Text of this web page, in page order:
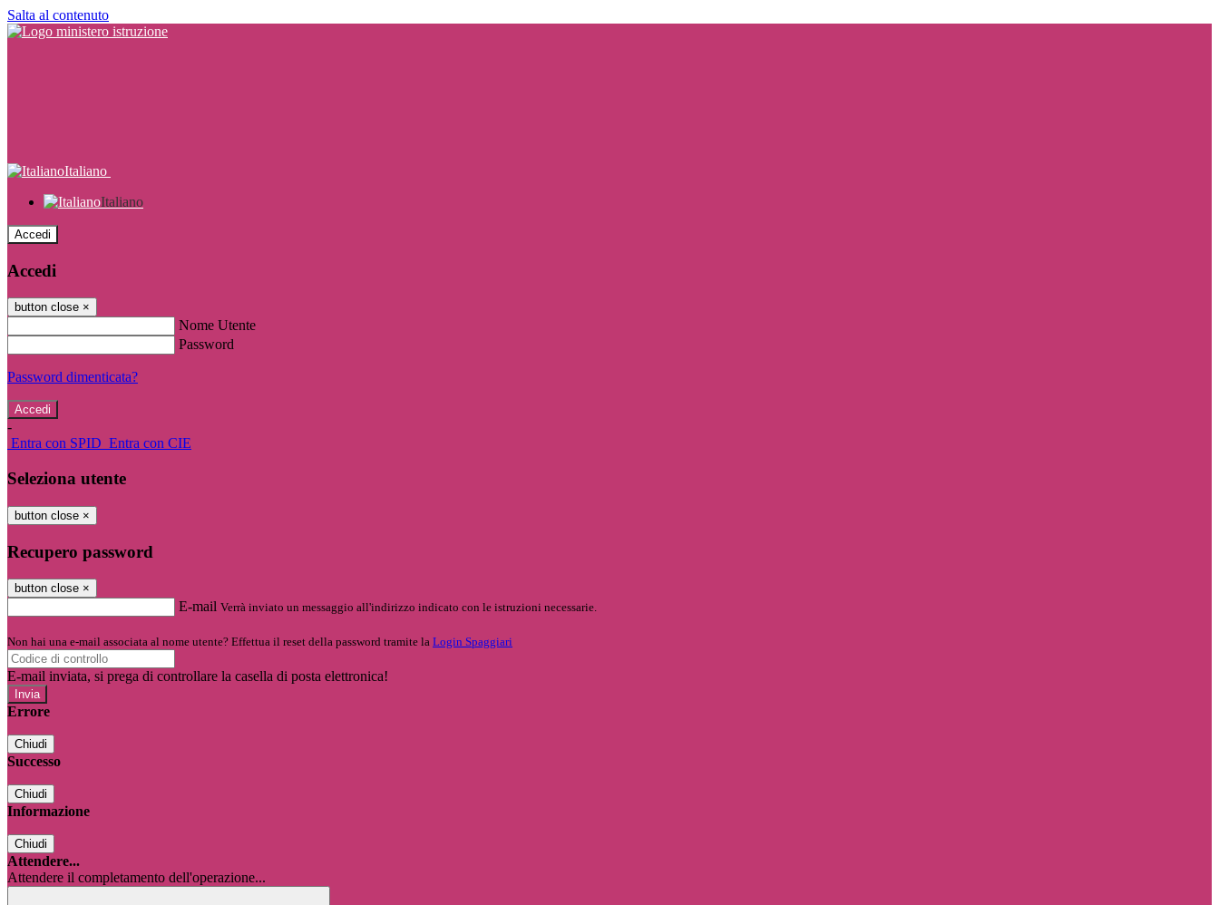
Salta al contenuto
Italiano
Italiano
Accedi
Accedi
button close ×
Nome Utente
Password
Password dimenticata?
-
Entra con SPID Entra con CIE
Seleziona utente
button close ×
Recupero password
button close ×
E-mail Verrà inviato un messaggio all'indirizzo indicato con le istruzioni necessarie.
Non hai una e-mail associata al nome utente? Effettua il reset della password tramite la Login Spaggiari
E-mail inviata, si prega di controllare la casella di posta elettronica!
Errore
Chiudi
Successo
Chiudi
Informazione
Chiudi
Attendere...
Attendere il completamento dell'operazione...